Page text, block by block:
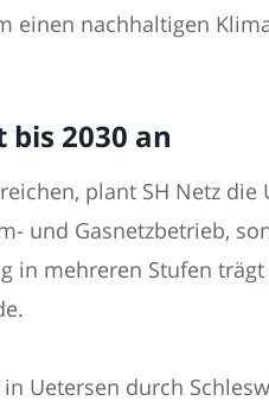
nachhaltigen
2030 an
plant SH Netz
und Gasnetzbetrieb,
in mehreren Stufen
Uetersen durch